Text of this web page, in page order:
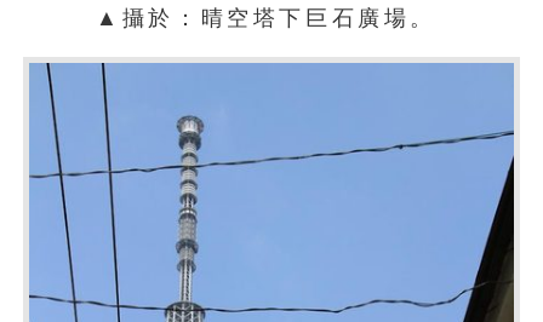
▲攝於：晴空塔下巨石廣場。